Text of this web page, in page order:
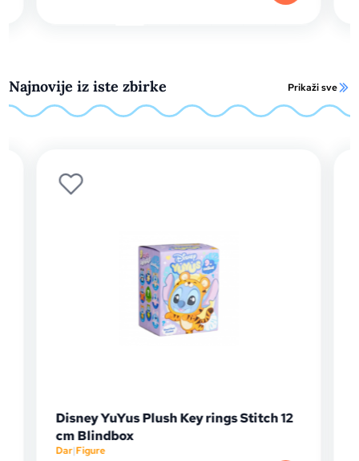
Najnovije iz iste zbirke Prikaži sve
Disney YuYus Plush Key rings Stitch 12
cm Blindbox
Dar|Figure